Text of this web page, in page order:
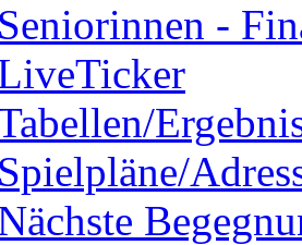
Seniorinnen -
Spielpläne/